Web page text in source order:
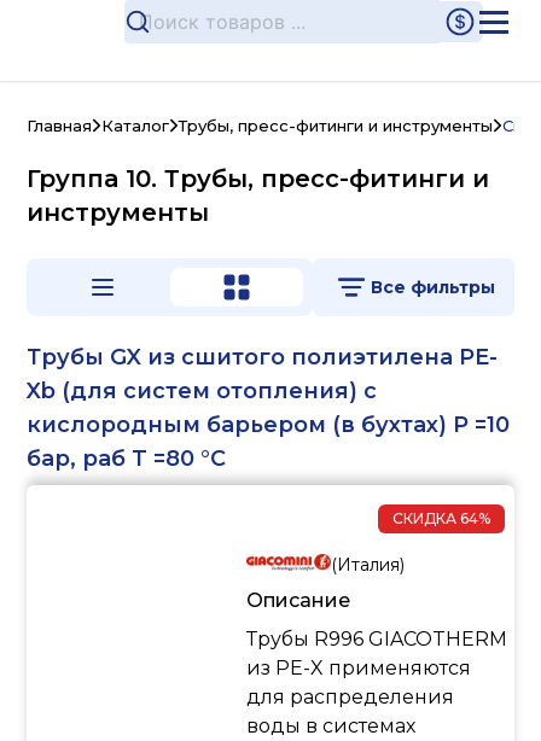
Главная Каталог Трубы, пресс-фитинги и инструменты
Группа 10. Трубы, пресс-фитинги и
инструменты
Все фильтры
Трубы GX из сшитого полиэтилена PE-
Xb (для систем отопления) с
кислородным барьером (в бухтах) Р =10
бар, раб T =80 °C
СКИДКА 64%
(Италия)
Описание
Трубы R996 GIACOTHERM
из PE-X применяются
для распределения
воды в системах